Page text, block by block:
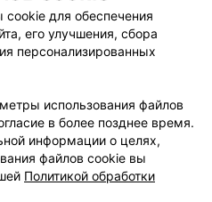
лаком. Сделали
с просветами,
На мою просьбу
отвечали
"мастера"
Ссылались на то, что
уже другой мастер.
же оставило делать
длинными
Пожалейте
к этому заведению даже
до 20:00
для обеспечения
его улучшения, сбора
персонализированных
использования файлов
в более позднее время.
информации о целях,
файлов cookie вы
Политикой обработки